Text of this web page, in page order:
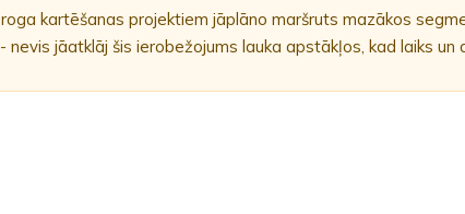
kartēšanas projektiem jāplāno maršruts mazākos
jāatklāj šis ierobežojums lauka apstākļos, kad laiks un